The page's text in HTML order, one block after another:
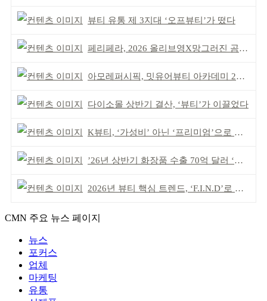
뷰티 유통 제 3지대 ‘오프뷰티’가 떴다
페리페라, 2026 올리브영X망그러진 곰 콜라보
아모레퍼시픽, 밋유어뷰티 아카데미 2기 발대식
다이소몰 상반기 결산, ‘뷰티’가 이끌었다
K뷰티, ‘가성비’ 아닌 ‘프리미엄’으로 승부걸어야
’26년 상반기 화장품 수출 70억 달러 ‘역대 최고’
2026년 뷰티 핵심 트렌드, ‘F.I.N.D’로 읽는다
CMN 주요 뉴스 페이지
뉴스
포커스
업체
마케팅
유통